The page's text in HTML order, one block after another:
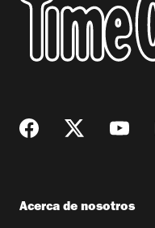
Acerca de nosotros